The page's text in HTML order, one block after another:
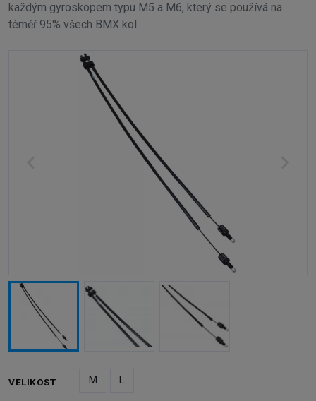
každým gyroskopem typu M5 a M6, který se používá na
téměř 95% všech BMX kol.
VELIKOST M L